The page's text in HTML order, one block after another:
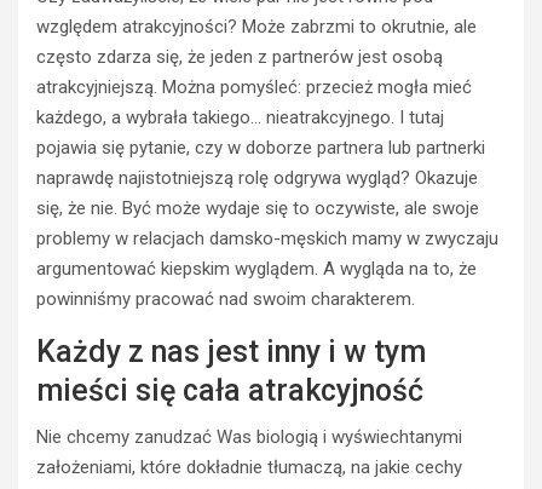
względem atrakcyjności? Może zabrzmi to okrutnie, ale
często zdarza się, że jeden z partnerów jest osobą
atrakcyjniejszą. Można pomyśleć: przecież mogła mieć
każdego, a wybrała takiego… nieatrakcyjnego. I tutaj
pojawia się pytanie, czy w doborze partnera lub partnerki
naprawdę najistotniejszą rolę odgrywa wygląd? Okazuje
się, że nie. Być może wydaje się to oczywiste, ale swoje
problemy w relacjach damsko-męskich mamy w zwyczaju
argumentować kiepskim wyglądem. A wygląda na to, że
powinniśmy pracować nad swoim charakterem.
Każdy z nas jest inny i w tym
mieści się cała atrakcyjność
Nie chcemy zanudzać Was biologią i wyświechtanymi
założeniami, które dokładnie tłumaczą, na jakie cechy